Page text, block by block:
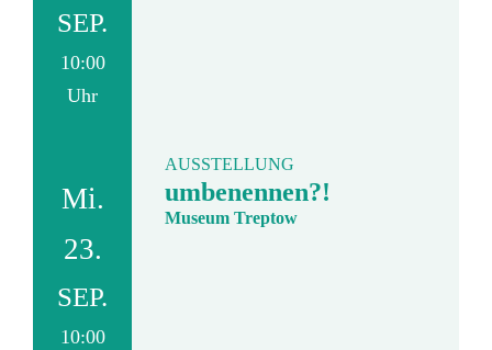
SEP.
10:00
Uhr
Mi.
23.
SEP.
10:00
AUSSTELLUNG
umbenennen?!
Museum Treptow